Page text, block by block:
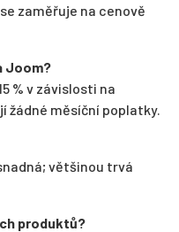
zaměřuje na cenově
Joom?
% v závislosti na
měsíční poplatky.
většinou trvá
produktů?